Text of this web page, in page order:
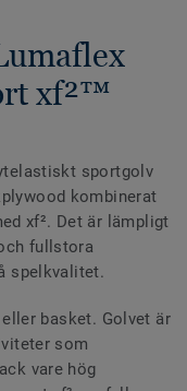
xf²™
sportgolv
kombinerat
xf². Det är lämpligt
fullstora
spelkvalitet.
basket. Golvet är
som
vare hög